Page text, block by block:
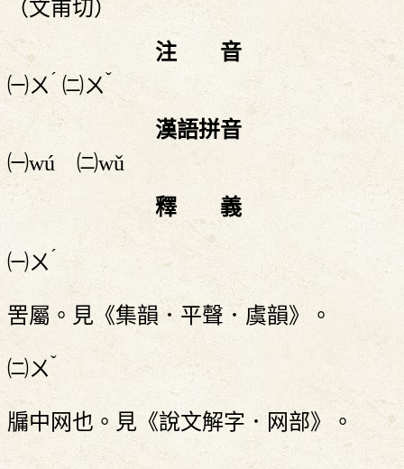
（文甫切）
注 音
㈠ㄨˊ ㈡ㄨˇ
漢語拼音
㈠wú ㈡wǔ
釋 義
㈠ㄨˊ
罟屬。見《集韻．平聲．虞韻》。
㈡ㄨˇ
牖中网也。見《說文解字．网部》。